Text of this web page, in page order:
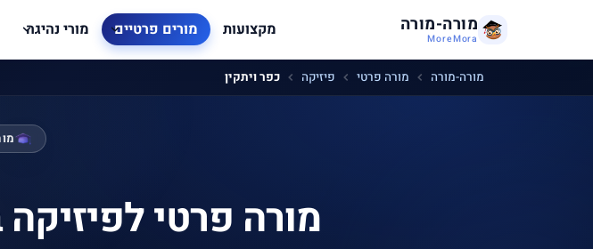
מורה-מורה
MoreMora מקצועות מורים פרטיים מורי נהיגה
מורה-מורה מורה פרטי פיזיקה כפר ויתקין
מורה פרטי לפיזיקה